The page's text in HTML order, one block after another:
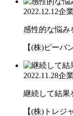
2022.12.12企
感性的な悩み
【(株)ピー
2022.11.28企
継続して結果
【(株)トレ